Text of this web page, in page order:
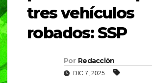
tres vehículos
robados: SSP
Por Redacción
DIC 7, 2025